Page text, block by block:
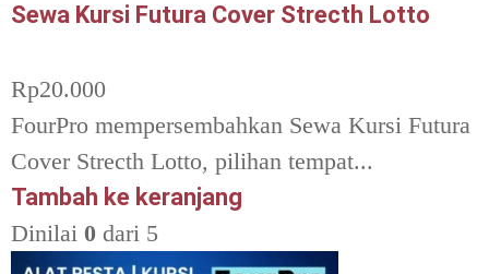
Sewa Kursi Futura Cover Strecth Lotto
Rp20.000
FourPro mempersembahkan Sewa Kursi Futura
Cover Strecth Lotto, pilihan tempat...
Tambah ke keranjang
Dinilai 0 dari 5